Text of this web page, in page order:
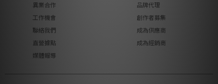
異業合作
工作機會
聯絡我們
直營據點
媒體報導
品牌代理
創作者募集
成為供應商
成為經銷商